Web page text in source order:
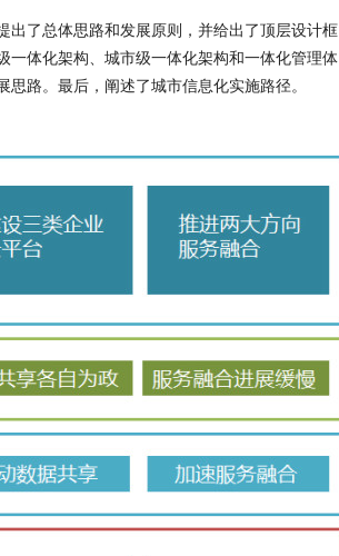
出了总体思路和发展原则，并给出了顶层设计框
一体化架构、城市级一体化架构和一体化管理体
路。最后，阐述了城市信息化实施路径。